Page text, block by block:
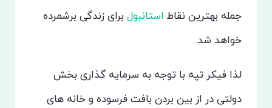
جمله بهترین نقاط استانبول برای زندگی برشمرده
خواهد شد.
لذا فیکر تپه با توجه به سرمایه گذاری بخش
دولتی در از بین بردن بافت فرسوده و خانه های